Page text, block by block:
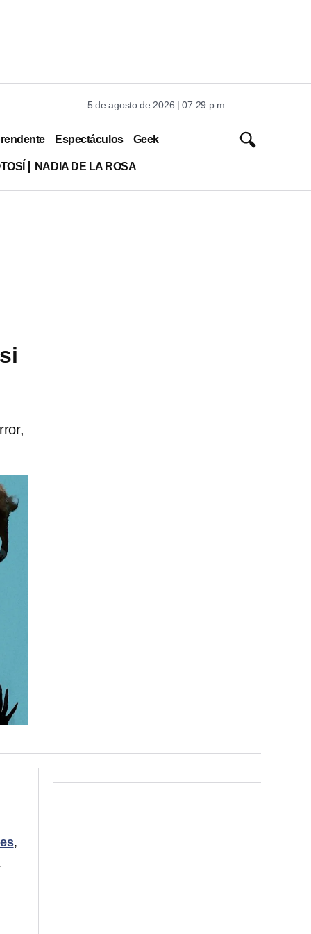
5 de agosto de 2026 | 07:29 p.m.
Espectáculos Geek
NADIA DE LA ROSA
,